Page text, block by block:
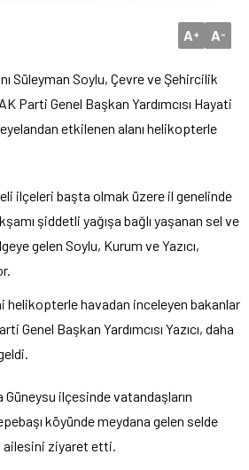
A+ A-
Süleyman Soylu, Çevre ve Şehircilik
Parti Genel Başkan Yardımcısı Hayati
etkilenen alanı helikopterle
ilçeleri başta olmak üzere il genelinde
şiddetli yağışa bağlı yaşanan sel ve
gelen Soylu, Kurum ve Yazıcı,
helikopterle havadan inceleyen bakanlar
Genel Başkan Yardımcısı Yazıcı, daha
ilçesinde vatandaşların
köyünde meydana gelen selde
ailesini ziyaret etti.